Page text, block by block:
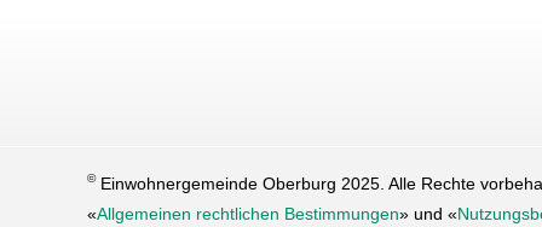
©Einwohnergemeinde Oberburg 2025. Alle Rechte
«Allgemeinen rechtlichen Bestimmungen» und «